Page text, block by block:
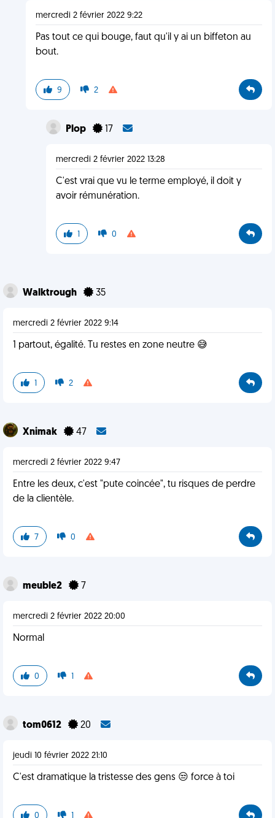
mercredi 2 février 2022 9:22
Pas tout ce qui bouge, faut qu'il y ai un biffeton au
bout.
9 2
Plop 17
mercredi 2 février 2022 13:28
C'est vrai que vu le terme employé, il doit y
avoir rémunération.
1 0
Walktrough 35
mercredi 2 février 2022 9:14
1 partout, égalité. Tu restes en zone neutre 😅
1 2
Xnimak 47
mercredi 2 février 2022 9:47
Entre les deux, c'est "pute coincée", tu risques de perdre
de la clientèle.
7 0
meuble2 7
mercredi 2 février 2022 20:00
Normal
0 1
tom0612 20
jeudi 10 février 2022 21:10
C'est dramatique la tristesse des gens 😒 force à toi
0 1